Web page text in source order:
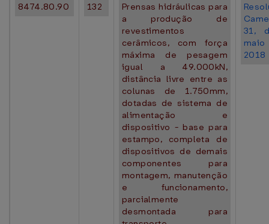
8474.80.90 132
Prensas hidráulicas para
a produção de
revestimentos
cerâmicos, com força
máxima de pesagem
igual a 49.000kN,
distância livre entre as
colunas de 1.750mm,
dotadas de sistema de
alimentação e
dispositivo - base para
estampo, completa de
dispositivos de demais
componentes para
montagem, manutenção
e funcionamento,
parcialmente
desmontada para
31,
2018